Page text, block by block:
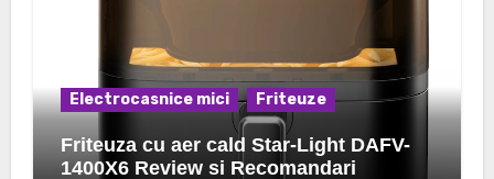
Electrocasnice mici Friteuze
Friteuza cu aer cald Star-Light DAFV-
1400X6 Review si Recomandari